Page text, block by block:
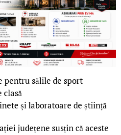
pentru sălile de sport
clasă
și laboratoare de știință
județene susțin că aceste